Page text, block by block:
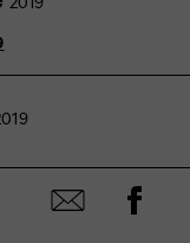
2019
Partager
par
Partager
sur